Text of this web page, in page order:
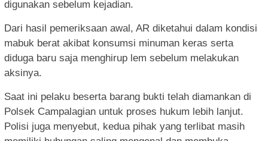
digunakan sebelum kejadian.
Dari hasil pemeriksaan awal, AR diketahui dalam kondisi
mabuk berat akibat konsumsi minuman keras serta
diduga baru saja menghirup lem sebelum melakukan
aksinya.
Saat ini pelaku beserta barang bukti telah diamankan di
Polsek Campalagian untuk proses hukum lebih lanjut.
Polisi juga menyebut, kedua pihak yang terlibat masih